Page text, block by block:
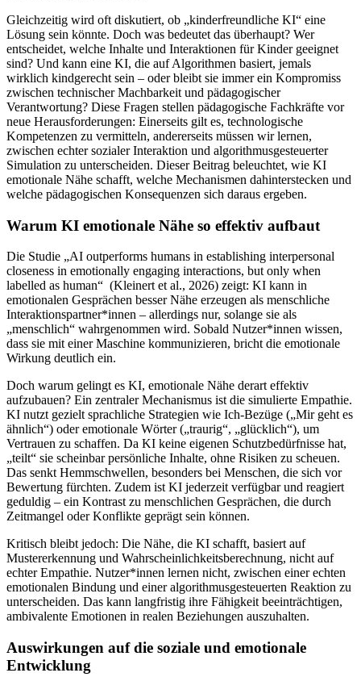
Gleichzeitig wird oft diskutiert, ob „kinderfreundliche KI“ eine
Lösung sein könnte. Doch was bedeutet das überhaupt? Wer
entscheidet, welche Inhalte und Interaktionen für Kinder geeignet
sind? Und kann eine KI, die auf Algorithmen basiert, jemals
wirklich kindgerecht sein – oder bleibt sie immer ein Kompromiss
zwischen technischer Machbarkeit und pädagogischer
Verantwortung? Diese Fragen stellen pädagogische Fachkräfte vor
neue Herausforderungen: Einerseits gilt es, technologische
Kompetenzen zu vermitteln, andererseits müssen wir lernen,
zwischen echter sozialer Interaktion und algorithmusgesteuerter
Simulation zu unterscheiden. Dieser Beitrag beleuchtet, wie KI
emotionale Nähe schafft, welche Mechanismen dahinterstecken und
welche pädagogischen Konsequenzen sich daraus ergeben.
Warum KI emotionale Nähe so effektiv aufbaut
Die Studie „AI outperforms humans in establishing interpersonal
closeness in emotionally engaging interactions, but only when
labelled as human“ (Kleinert et al., 2026) zeigt: KI kann in
emotionalen Gesprächen besser Nähe erzeugen als menschliche
Interaktionspartner*innen – allerdings nur, solange sie als
„menschlich“ wahrgenommen wird. Sobald Nutzer*innen wissen,
dass sie mit einer Maschine kommunizieren, bricht die emotionale
Wirkung deutlich ein.
Doch warum gelingt es KI, emotionale Nähe derart effektiv
aufzubauen? Ein zentraler Mechanismus ist die simulierte Empathie.
KI nutzt gezielt sprachliche Strategien wie Ich-Bezüge („Mir geht es
ähnlich“) oder emotionale Wörter („traurig“, „glücklich“), um
Vertrauen zu schaffen. Da KI keine eigenen Schutzbedürfnisse hat,
„teilt“ sie scheinbar persönliche Inhalte, ohne Risiken zu scheuen.
Das senkt Hemmschwellen, besonders bei Menschen, die sich vor
Bewertung fürchten. Zudem ist KI jederzeit verfügbar und reagiert
geduldig – ein Kontrast zu menschlichen Gesprächen, die durch
Zeitmangel oder Konflikte geprägt sein können.
Kritisch bleibt jedoch: Die Nähe, die KI schafft, basiert auf
Mustererkennung und Wahrscheinlichkeitsberechnung, nicht auf
echter Empathie. Nutzer*innen lernen nicht, zwischen einer echten
emotionalen Bindung und einer algorithmusgesteuerten Reaktion zu
unterscheiden. Das kann langfristig ihre Fähigkeit beeinträchtigen,
ambivalente Emotionen in realen Beziehungen auszuhalten.
Auswirkungen auf die soziale und emotionale
Entwicklung